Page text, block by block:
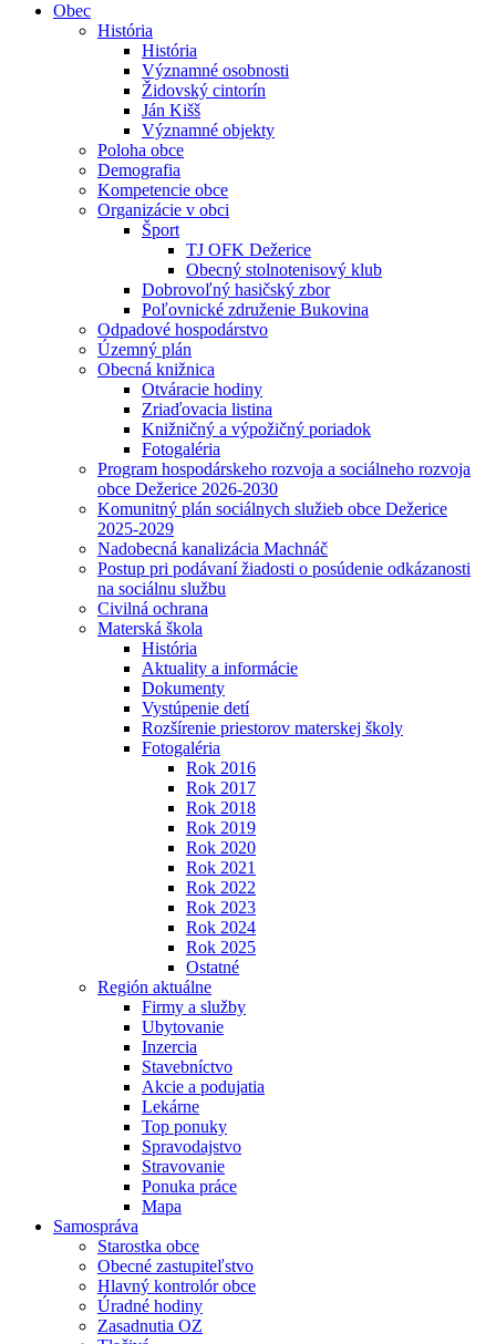
Obec
História
História
Významné osobnosti
Židovský cintorín
Ján Kišš
Významné objekty
Poloha obce
Demografia
Kompetencie obce
Organizácie v obci
Šport
TJ OFK Dežerice
Obecný stolnotenisový klub
Dobrovoľný hasičský zbor
Poľovnické združenie Bukovina
Odpadové hospodárstvo
Územný plán
Obecná knižnica
Otváracie hodiny
Zriaďovacia listina
Knižničný a výpožičný poriadok
Fotogaléria
Program hospodárskeho rozvoja a sociálneho rozvoja
obce Dežerice 2026-2030
Komunitný plán sociálnych služieb obce Dežerice
2025-2029
Nadobecná kanalizácia Machnáč
Postup pri podávaní žiadosti o posúdenie odkázanosti
na sociálnu službu
Civilná ochrana
Materská škola
História
Aktuality a informácie
Dokumenty
Vystúpenie detí
Rozšírenie priestorov materskej školy
Fotogaléria
Rok 2016
Rok 2017
Rok 2018
Rok 2019
Rok 2020
Rok 2021
Rok 2022
Rok 2023
Rok 2024
Rok 2025
Ostatné
Región aktuálne
Firmy a služby
Ubytovanie
Inzercia
Stavebníctvo
Akcie a podujatia
Lekárne
Top ponuky
Spravodajstvo
Stravovanie
Ponuka práce
Mapa
Samospráva
Starostka obce
Obecné zastupiteľstvo
Hlavný kontrolór obce
Úradné hodiny
Zasadnutia OZ